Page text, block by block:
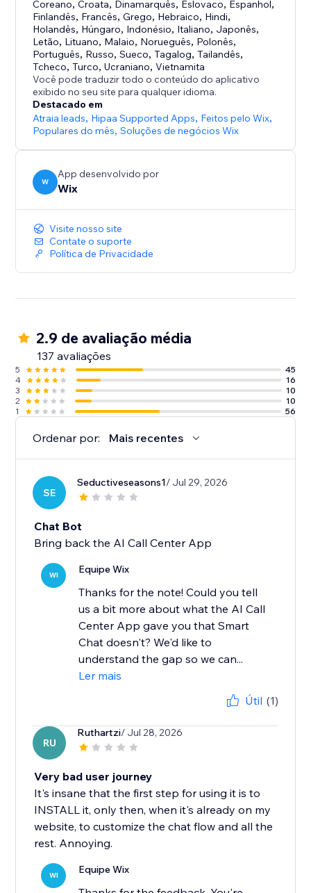
chat manual — e foi criado para substituir o antigo
Wix Chat para uma solução unificada.
Coreano,Croata, Dinamarquês, Eslovaco, Espanhol,
Finlandês, Francês,Grego, Hebraico, Hindi,
Holandês, Húngaro, Indonésio, Italiano, Japonês,
Letão, Lituano, Malaio, Norueguês, Polonês,
Português, Russo,Sueco,Tagalog,Tailandês,
Tcheco,Turco,Ucraniano,Vietnamita
Você pode traduzir todo o conteúdo do aplicativo
exibido no seu site para qualquer idioma.
Destacado em
Atraia leads, Hipaa Supported Apps, Feitos pelo Wix,
Populares do mês,Soluções de negócios Wix
W
App desenvolvido por
Wix
Visite nosso site
Contate o suporte
Política de Privacidade
2.9 de avaliação média
137 avaliações
5
45
4
16
3
10
2
10
1
56
Ordenar por: Mais recentes
SE
Seductiveseasons1/ Jul 29, 2026
Chat Bot
Bring back the AI Call Center App
WI Equipe Wix
Thanks for the note! Could you tell
us a bit more about what the AI Call
Center App gave you that Smart
Chat doesn't? We'd like to
understand the gap so we can...
Ler mais
Útil (1)
RU
Ruthartzi/ Jul 28, 2026
Very bad user journey
It's insane that the first step for using it is to
INSTALL it, only then, when it's already on my
website, to customize the chat flow and all the
rest. Annoying.
WI Equipe Wix